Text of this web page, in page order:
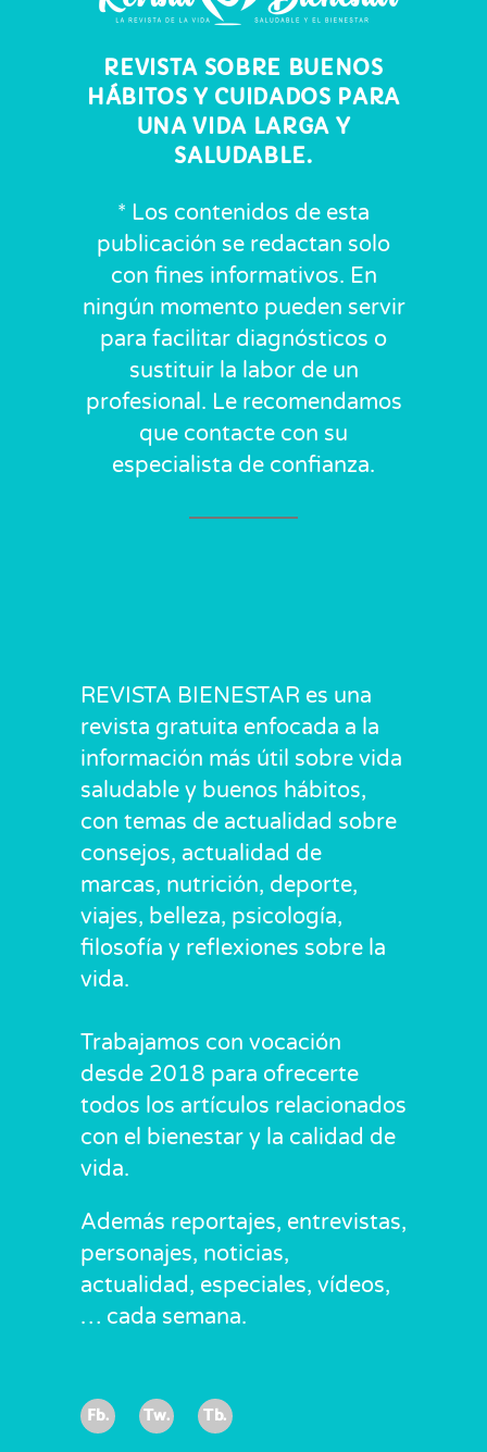
REVISTA SOBRE BUENOS
HÁBITOS Y CUIDADOS PARA
UNA VIDA LARGA Y
SALUDABLE.
* Los contenidos de esta
publicación se redactan solo
con fines informativos. En
ningún momento pueden servir
para facilitar diagnósticos o
sustituir la labor de un
profesional. Le recomendamos
que contacte con su
especialista de confianza.
REVISTA BIENESTAR es una
revista gratuita enfocada a la
información más útil sobre vida
saludable y buenos hábitos,
con temas de actualidad sobre
consejos, actualidad de
marcas, nutrición, deporte,
viajes, belleza, psicología,
filosofía y reflexiones sobre la
vida.
Trabajamos con vocación
desde 2018 para ofrecerte
todos los artículos relacionados
con el bienestar y la calidad de
vida.
Además reportajes, entrevistas,
personajes, noticias,
actualidad, especiales, vídeos,
… cada semana.
Fb. Tw. Tb.